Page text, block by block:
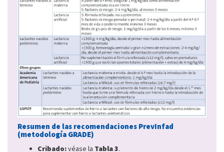
Resumen de las recomendaciones PrevInfad
(metodología GRADE)
Cribado:véase la Tabla 3.